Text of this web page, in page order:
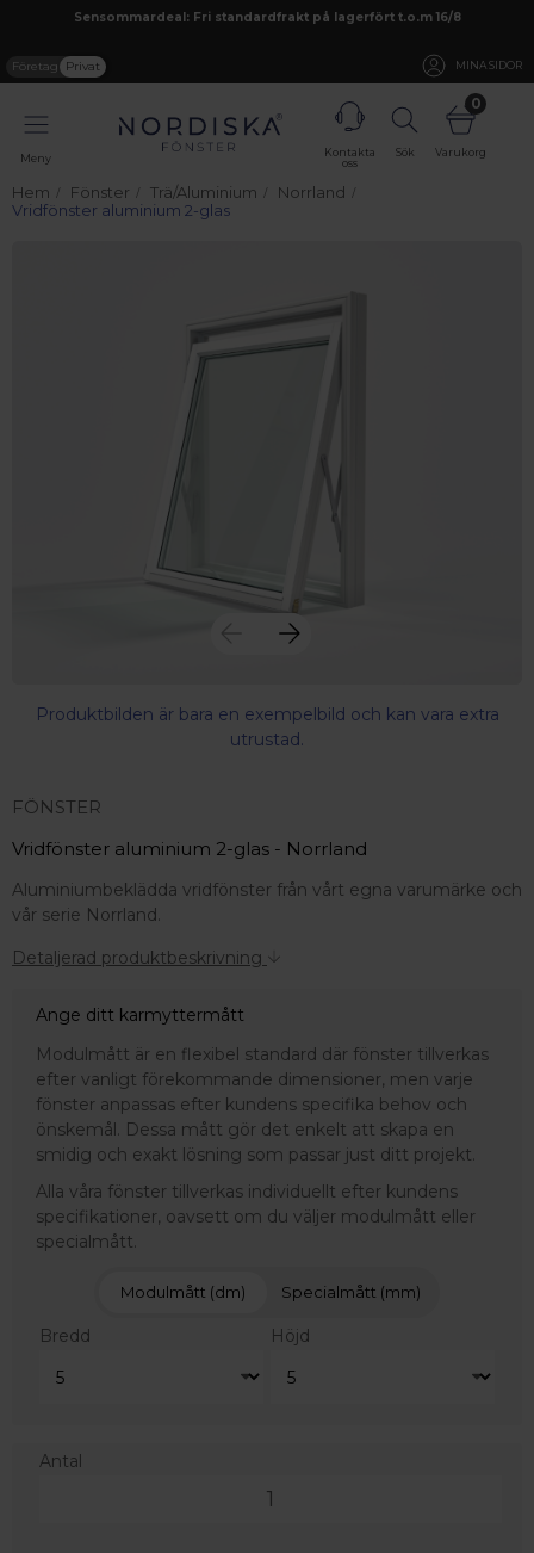
Sensommardeal: Fri standardfrakt på lagerfört t.o.m 16/8
Företag Privat MINA SIDOR
Meny
fokus på kvalitet, omtanke och djup kompetens.
Kontakta
oss
Sök
0
Varukorg
Hem Fönster Trä/Aluminium
Norrland
Vridfönster aluminium 2-glas
Produktbilden är bara en exempelbild och kan vara extra
utrustad.
FÖNSTER
Vridfönster aluminium 2-glas - Norrland
Aluminiumbeklädda vridfönster från vårt egna varumärke och
vår serie Norrland.
Detaljerad produktbeskrivning
Ange ditt karmyttermått
Modulmått är en flexibel standard där fönster tillverkas
efter vanligt förekommande dimensioner, men varje
fönster anpassas efter kundens specifika behov och
önskemål. Dessa mått gör det enkelt att skapa en
smidig och exakt lösning som passar just ditt projekt.
Alla våra fönster tillverkas individuellt efter kundens
specifikationer, oavsett om du väljer modulmått eller
specialmått.
Modulmått (dm) Specialmått (mm)
Bredd Höjd
Antal